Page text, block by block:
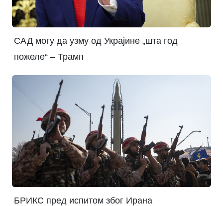
САД могу да узму од Украјине „шта год
пожеле“ – Трамп
БРИКС пред испитом због Ирана